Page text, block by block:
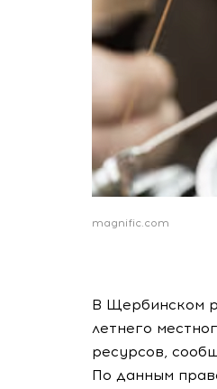
magnific.com
В Щербинском
летнего
ресурсов,
По данным